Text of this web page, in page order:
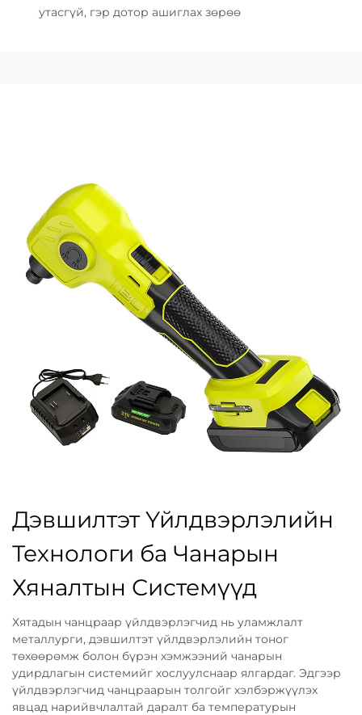
утасгүй, гэр дотор ашиглах зөрөө
Дэвшилтэт Үйлдвэрлэлийн
Технологи ба Чанарын
Хяналтын Системүүд
Хятадын чанцраар үйлдвэрлэгчид нь уламжлалт
металлурги, дэвшилтэт үйлдвэрлэлийн тоног
төхөөрөмж болон бүрэн хэмжээний чанарын
удирдлагын системийг хослуулснаар ялгардаг. Эдгээр
үйлдвэрлэгчид чанцраарын толгойг хэлбэржүүлэх
явцад нарийвчлалтай даралт ба температурын